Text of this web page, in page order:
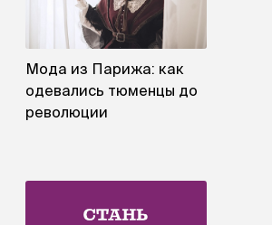
Мода из Парижа: как
одевались тюменцы до
революции